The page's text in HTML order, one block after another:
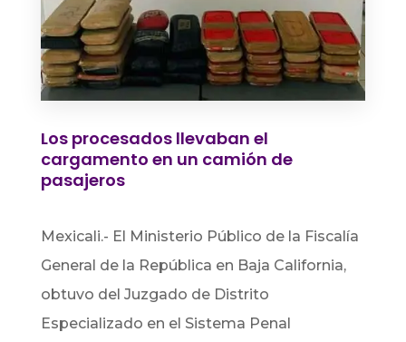
Los procesados llevaban el
cargamento en un camión de
pasajeros
Mexicali.- El Ministerio Público de la Fiscalía
General de la República en Baja California,
obtuvo del Juzgado de Distrito
Especializado en el Sistema Penal